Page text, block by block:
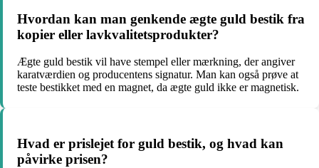
Hvordan kan man genkende ægte guld bestik fra
kopier eller lavkvalitetsprodukter?
Ægte guld bestik vil have stempel eller mærkning, der angiver
karatværdien og producentens signatur. Man kan også prøve at
teste bestikket med en magnet, da ægte guld ikke er magnetisk.
Hvad er prislejet for guld bestik, og hvad kan
påvirke prisen?